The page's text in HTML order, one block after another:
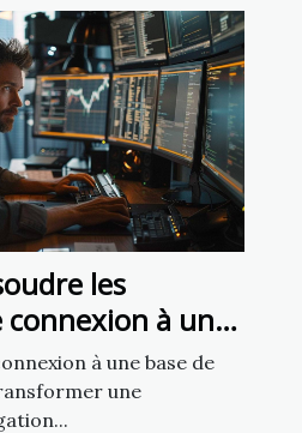
les
connexion à une
sur un site
à une base de
une